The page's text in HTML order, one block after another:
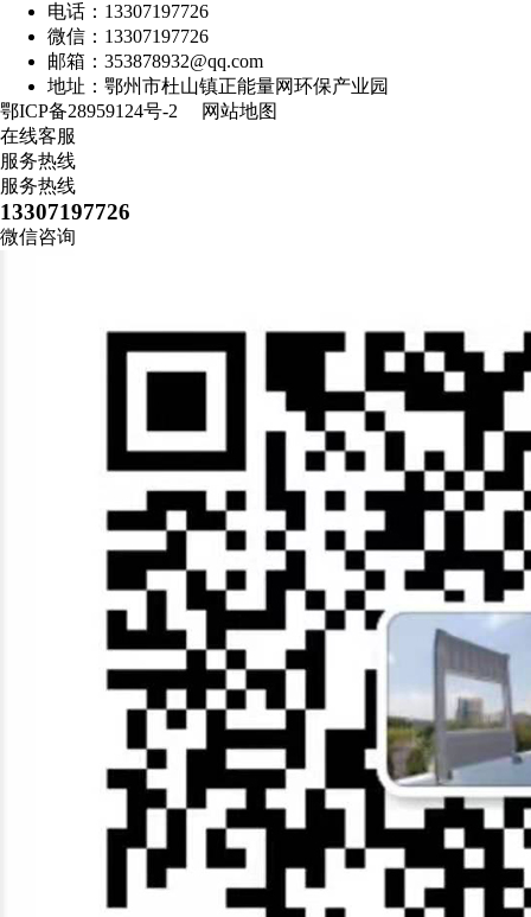
电话：13307197726
微信：13307197726
邮箱：353878932@qq.com
地址：鄂州市杜山镇正能量网环保产业园
鄂ICP备28959124号-2
网站地图
在线客服
服务热线
服务热线
13307197726
微信咨询